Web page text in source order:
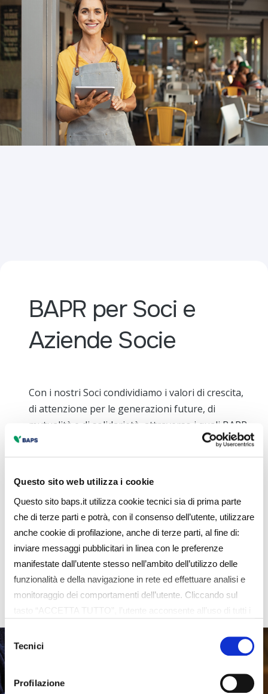
Questo sito web utilizza i cookie
Questo sito baps.it utilizza cookie tecnici sia di prima parte
che di terze parti e potrà, con il consenso dell’utente, utilizzare
anche cookie di profilazione, anche di terze parti, al fine di:
inviare messaggi pubblicitari in linea con le preferenze
manifestate dall’utente stesso nell’ambito dell’utilizzo delle
funzionalità e della navigazione in rete ed effettuare analisi e
monitoraggio dei comportamenti dell’utente. Cliccando sul
analitici. Il consenso è facoltativo e può essere revocato in
qualsiasi momento. Se l’utente desidera gestire le proprie
preferenze può cliccare sul tasto “Dettagli” (accessibile in
ogni momento, cliccando l’icona del lucchetto disponibile in
Selezione
del
consenso
Tecnici
Profilazione
BAPR per Soci e
Aziende Socie
Con i nostri Soci condividiamo i valori di crescita,
di attenzione per le generazioni future, di
mutualità e di solidarietà, attraverso i quali BAPR
ha dato concretezza al suo ruolo di motore dello
sviluppo della nostra Terra.
persone e alle imprese che ne fanno parte.
Fissa un appuntamento nella filiale più vicina.
Contattaci